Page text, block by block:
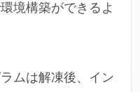
境構築ができるよ
ムは解凍後、イン